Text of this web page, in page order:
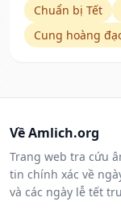
Chuẩn bị Tết
Cung hoàng
Về Amlich.org
Trang web tra cứu
tin chính xác về
và các ngày lễ tết